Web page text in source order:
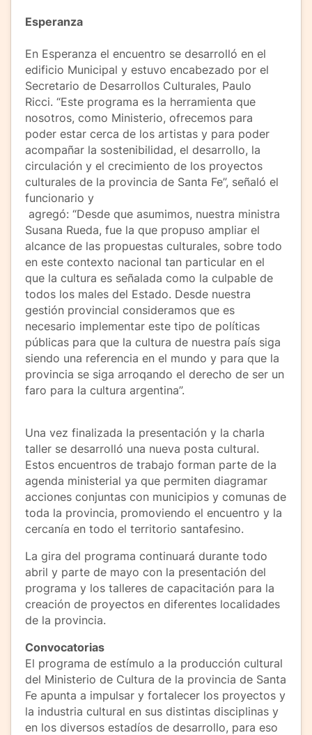
Esperanza
En Esperanza el encuentro se desarrolló en el
edificio Municipal y estuvo encabezado por el
Secretario de Desarrollos Culturales, Paulo
Ricci. “Este programa es la herramienta que
nosotros, como Ministerio, ofrecemos para
poder estar cerca de los artistas y para poder
acompañar la sostenibilidad, el desarrollo, la
circulación y el crecimiento de los proyectos
culturales de la provincia de Santa Fe”, señaló el
funcionario y
agregó: “Desde que asumimos, nuestra ministra
Susana Rueda, fue la que propuso ampliar el
alcance de las propuestas culturales, sobre todo
en este contexto nacional tan particular en el
que la cultura es señalada como la culpable de
todos los males del Estado. Desde nuestra
gestión provincial consideramos que es
necesario implementar este tipo de políticas
públicas para que la cultura de nuestra país siga
siendo una referencia en el mundo y para que la
provincia se siga arroqando el derecho de ser un
faro para la cultura argentina”.
Una vez finalizada la presentación y la charla
taller se desarrolló una nueva posta cultural.
Estos encuentros de trabajo forman parte de la
agenda ministerial ya que permiten diagramar
acciones conjuntas con municipios y comunas de
toda la provincia, promoviendo el encuentro y la
cercanía en todo el territorio santafesino.
La gira del programa continuará durante todo
abril y parte de mayo con la presentación del
programa y los talleres de capacitación para la
creación de proyectos en diferentes localidades
de la provincia.
Convocatorias
El programa de estímulo a la producción cultural
del Ministerio de Cultura de la provincia de Santa
Fe apunta a impulsar y fortalecer los proyectos y
la industria cultural en sus distintas disciplinas y
en los diversos estadíos de desarrollo, para eso